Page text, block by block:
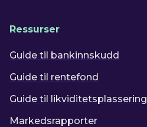
Ressurser
Guide til bankinnskudd
Guide til rentefond
Guide til likviditetsplassering
Markedsrapporter